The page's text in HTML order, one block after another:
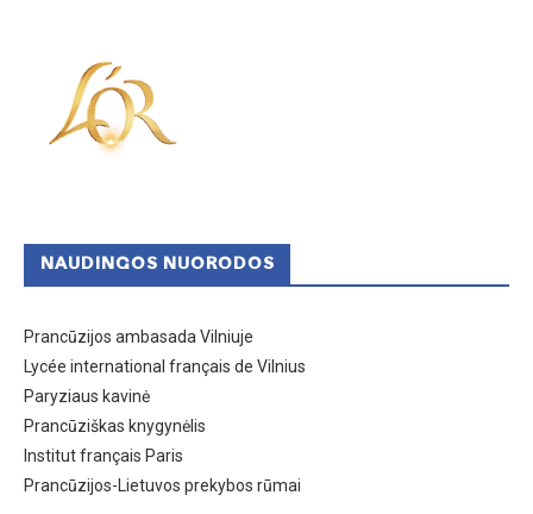
NAUDINGOS NUORODOS
Prancūzijos ambasada Vilniuje
Lycée international français de Vilnius
Paryziaus kavinė
Prancūziškas knygynėlis
Institut français Paris
Prancūzijos-Lietuvos prekybos rūmai